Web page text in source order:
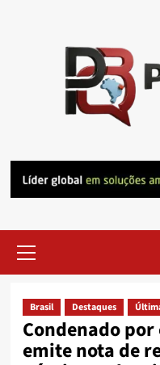
Menu
Brasil Destaques
Condenado
emite nota de